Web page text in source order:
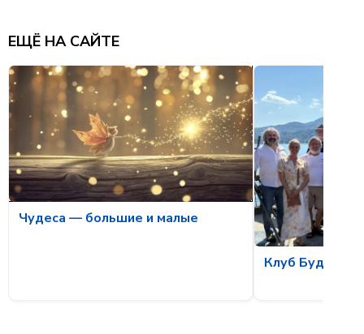
ЕЩЁ НА САЙТЕ
Чудеса — большие и малые
Клуб Будущих